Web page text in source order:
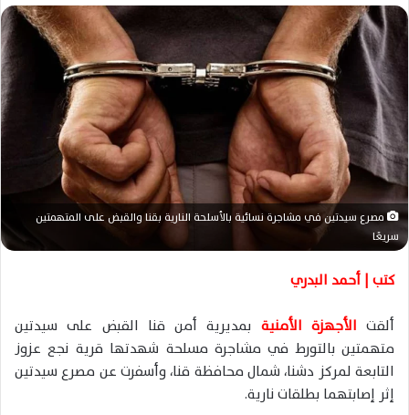
ل
ر
ي
ا
إ
ك
ت
و
ن
ا
مصرع سيدتين في مشاجرة نسائية بالأسلحة النارية بقنا والقبض على المتهمتين
سريعًا
كتب | أحمد البدري
ألقت الأجهزة الأمنية بمديرية أمن قنا القبض على سيدتين
متهمتين بالتورط في مشاجرة مسلحة شهدتها قرية نجع عزوز
التابعة لمركز دشنا، شمال محافظة قنا، وأسفرت عن مصرع سيدتين
إثر إصابتهما بطلقات نارية.